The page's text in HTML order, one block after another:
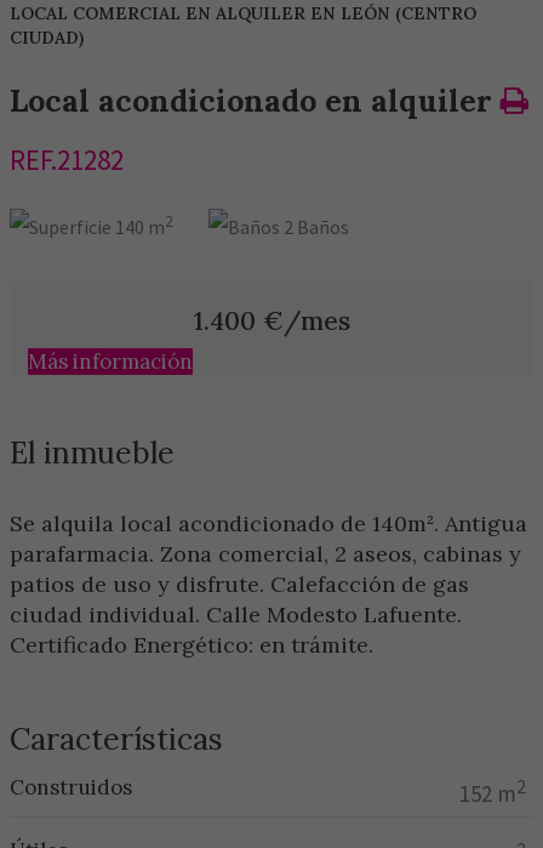
LOCAL COMERCIAL EN ALQUILER EN LEÓN (CENTRO
CIUDAD)
Local acondicionado en alquiler
REF.21282
140 m2 2 Baños
1.400 €/mes
Más información
El inmueble
Se alquila local acondicionado de 140m². Antigua
parafarmacia. Zona comercial, 2 aseos, cabinas y
patios de uso y disfrute. Calefacción de gas
ciudad individual. Calle Modesto Lafuente.
Certificado Energético: en trámite.
Características
Construidos 152 m2